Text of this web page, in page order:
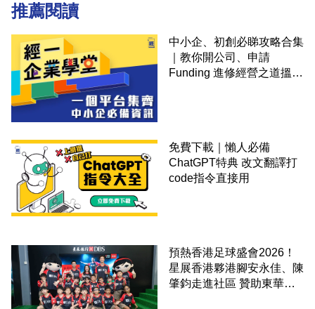
推薦閱讀
中小企、初創必睇攻略合集
｜教你開公司、申請
Funding 進修經營之道搵大
免費下載｜懶人必備
ChatGPT特典 改文翻譯打
code指令直接用
預熱香港足球盛會2026！
星展香港夥港腳安永佳、陳
肇鈞走進社區 贊助東華三